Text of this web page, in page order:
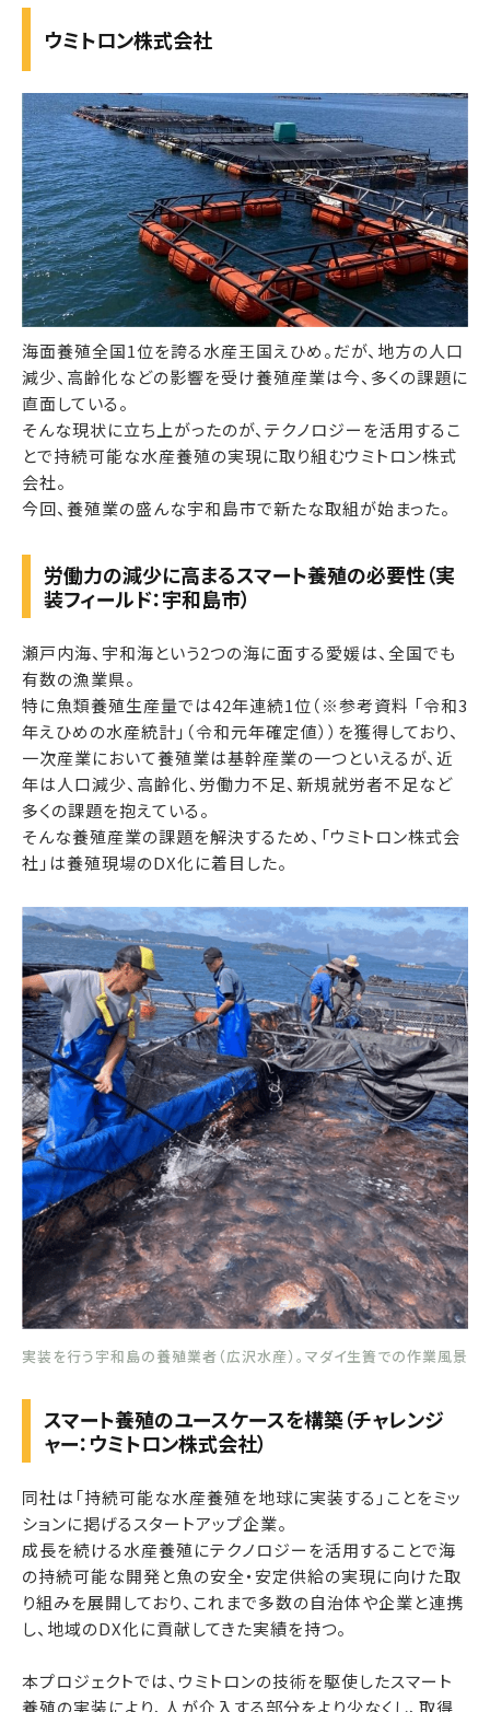
ウミトロン株式会社
海面養殖全国1位を誇る水産王国えひめ。だが、地方の人口
減少、高齢化などの影響を受け養殖産業は今、多くの課題に
直面している。
そんな現状に立ち上がったのが、テクノロジーを活用するこ
とで持続可能な水産養殖の実現に取り組むウミトロン株式
会社。
今回、養殖業の盛んな宇和島市で新たな取組が始まった。
労働力の減少に高まるスマート養殖の必要性（実
装フィールド：宇和島市）
瀬戸内海、宇和海という2つの海に面する愛媛は、全国でも
有数の漁業県。
特に魚類養殖生産量では42年連続1位（※参考資料 「令和3
年えひめの水産統計」（令和元年確定値））を獲得しており、
一次産業において養殖業は基幹産業の一つといえるが、近
年は人口減少、高齢化、労働力不足、新規就労者不足など
多くの課題を抱えている。
そんな養殖産業の課題を解決するため、「ウミトロン株式会
社」は養殖現場のDX化に着目した。
実装を行う宇和島の養殖業者（広沢水産）。マダイ生簀での作業風景
スマート養殖のユースケースを構築（チャレンジ
ャー：ウミトロン株式会社）
同社は「持続可能な水産養殖を地球に実装する」ことをミッ
ションに掲げるスタートアップ企業。
成長を続ける水産養殖にテクノロジーを活用することで海
の持続可能な開発と魚の安全・安定供給の実現に向けた取
り組みを展開しており、これまで多数の自治体や企業と連携
し、地域のDX化に貢献してきた実績を持つ。
本プロジェクトでは、ウミトロンの技術を駆使したスマート
養殖の実装により、人が介入する部分をより少なくし、取得